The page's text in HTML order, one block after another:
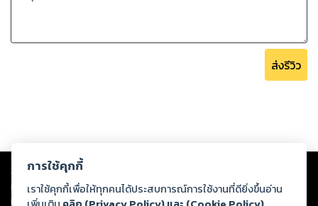
ส่งรีวิว
Copyright © 2026
ต่อผลงานหรือเนื้อหาใดที่อัปโหลดผ่านเว็บไซต์และปรากฏว่าละเมิดสิทธิใน
ทรัพย์สินทางปัญญาของบุคคลอื่นหรือขัดต่อกฎหมายและศีลธรรม ดังนั้น ผู้อ่าน
ทุกท่านโปรดใช้วิจารณญาณในการกลั่นกรองด้วยตนเอง และหากท่านพบว่าส่วน
การใช้คุกกี้
เราใช้คุกกี้เพื่อให้ทุกคนได้ประสบการณ์การใช้งานที่ดียิ่งขึ้นอ่าน